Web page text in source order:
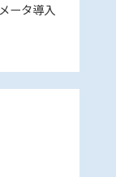
ータ導入